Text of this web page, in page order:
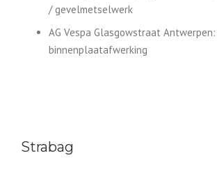
/ gevelmetselwerk
AG Vespa Glasgowstraat Antwerpen:
binnenplaatafwerking
Strabag